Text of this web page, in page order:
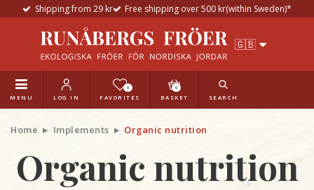
Shipping from 29 kr Free shipping over 500 kr(within Sweden)*
MENU LOG IN
0
FAVORITES
0
BASKET SEARCH
Home Implements Organic nutrition
Organic nutrition